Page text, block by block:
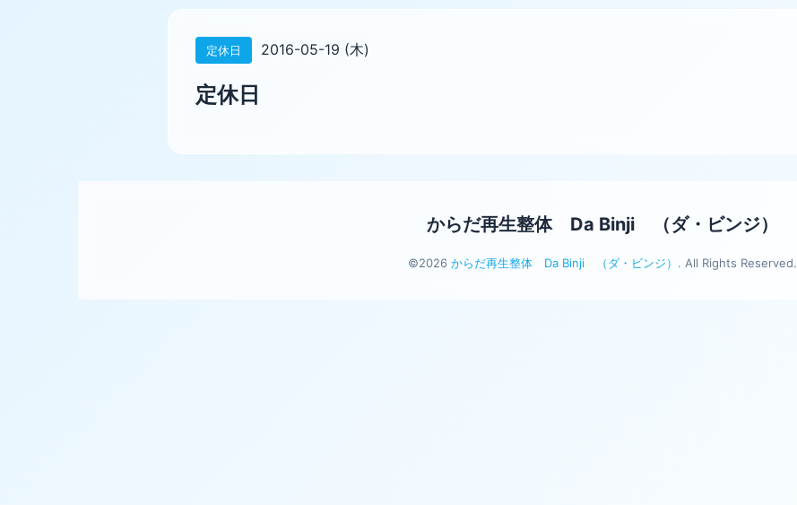
定休日 2016-05-19 (木)
定休日
からだ再生整体 Da Binji （ダ・ビンジ）
©2026 からだ再生整体 Da Binji （ダ・ビンジ） . All Rights Reserved.